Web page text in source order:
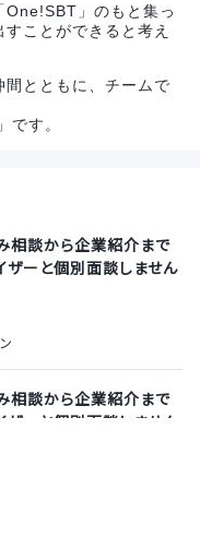
One!SBT」のもと集っ
ことができると考え
とともに、チームで
です。
相談から企業紹介まで
ザーと個別面談しません
相談から企業紹介まで
ザーと個別面談しません